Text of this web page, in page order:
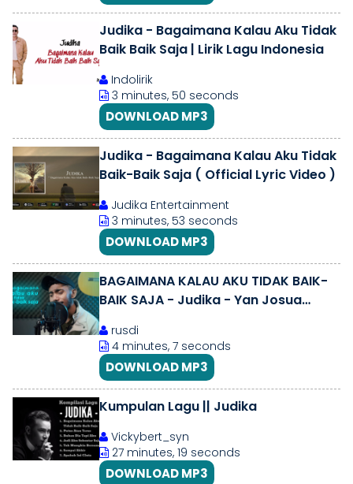
Judika - Bagaimana Kalau Aku Tidak
Baik Baik Saja | Lirik Lagu Indonesia
Indolirik
3 minutes, 50 seconds
DOWNLOAD MP3
Judika - Bagaimana Kalau Aku Tidak
Baik-Baik Saja ( Official Lyric Video )
Judika Entertainment
3 minutes, 53 seconds
DOWNLOAD MP3
BAGAIMANA KALAU AKU TIDAK BAIK-
BAIK SAJA - Judika - Yan Josua
rusdi
4 minutes, 7 seconds
DOWNLOAD MP3
Kumpulan Lagu || Judika
Vickybert_syn
27 minutes, 19 seconds
DOWNLOAD MP3